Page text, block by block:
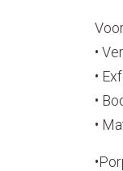
•
•
•
•
•